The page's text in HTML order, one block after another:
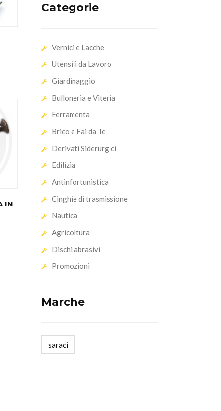
IN
Categorie
Vernici e Lacche
Utensili da Lavoro
Giardinaggio
Bulloneria e Viteria
Ferramenta
Brico e Fai da Te
Derivati Siderurgici
Edilizia
Antinfortunistica
Cinghie di trasmissione
Nautica
Agricoltura
Dischi abrasivi
Promozioni
Marche
saraci